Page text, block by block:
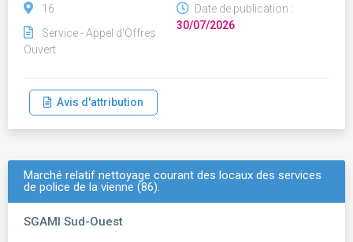
16
Service - Appel d'Offres
Ouvert
Date de publication :
30/07/2026
Avis d'attribution
Marché relatif nettoyage courant des locaux des services
de police de la vienne (86).
SGAMI Sud-Ouest